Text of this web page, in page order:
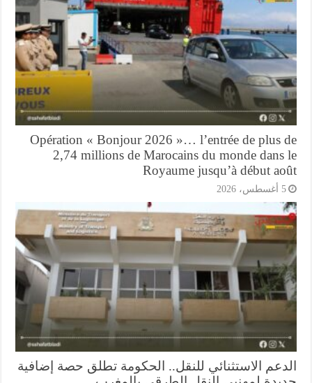
Opération « Bonjour 2026 »… l’entrée de plus
2,74 millions de Marocains du monde
Royaume jusqu’à début
الاستثنائي للنقل.. الحكومة تطلق حصة إضافية